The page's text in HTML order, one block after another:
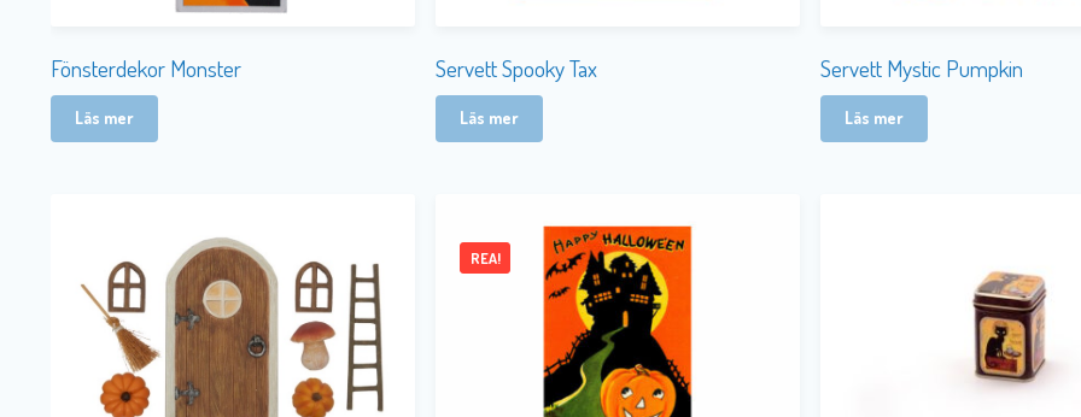
Fönsterdekor Monster
Läs mer
Servett Spooky Tax
Läs mer
Servett Mystic Pumpkin
Läs mer
REA!